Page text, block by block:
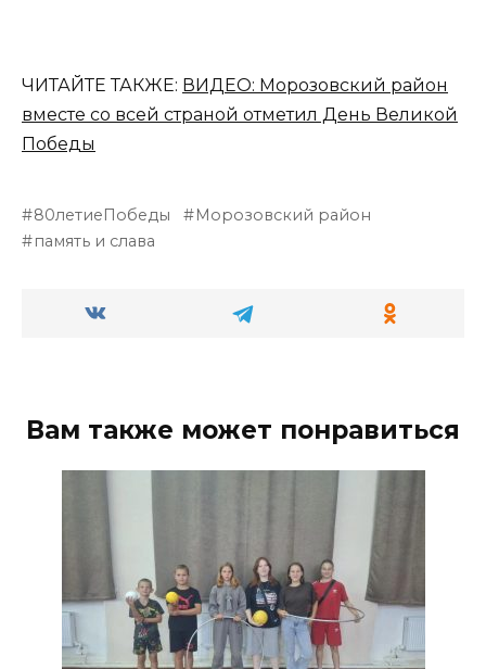
ЧИТАЙТЕ ТАКЖЕ: ВИДЕО: Морозовский район
вместе со всей страной отметил День Великой
Победы
80летиеПобеды
Морозовский район
память и слава
Вам также может понравиться